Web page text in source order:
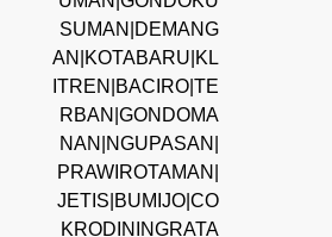
SUMAN|DEMANG
AN|KOTABARU|KL
ITREN|BACIRO|TE
RBAN|GONDOMA
NAN|NGUPASAN|
PRAWIROTAMAN|
JETIS|BUMIJO|CO
KRODININGRATA